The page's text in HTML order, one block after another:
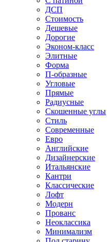
ДСП
Стоимость
Дешевые
Дорогие
Эконом-класс
Элитные
Форма
П-образные
Угловые
Прямые
Радиусные
Скошенные углы
Стиль
Современные
Евро
Английские
Дизайнерские
Итальянские
Кантри
Классические
Лофт
Модерн
Прованс
Неоклассика
Минимализм